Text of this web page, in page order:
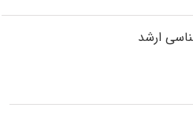
ارشد